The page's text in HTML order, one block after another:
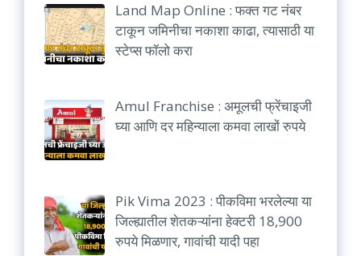
Land Map Online : फक्त गट नंबर
टाकून जमिनीचा नकाशा काढा, त्यासाठी या
स्टेप्स फॉलो करा
Amul Franchise : अमूलची फ्रेंचाइजी
घ्या आणि दर महिन्याला कमवा लाखों रुपये
Pik Vima 2023 : पीकविमा भरलेल्या या
जिल्ह्यातील शेतकऱ्यांना हेक्टरी 18,900
रुपये मिळणार, गावांची यादी पहा